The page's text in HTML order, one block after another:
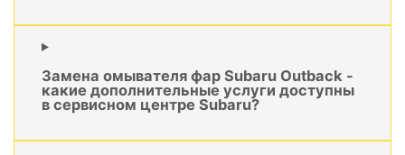
Замена омывателя фар Subaru Outback -
какие дополнительные услуги доступны
в сервисном центре Subaru?